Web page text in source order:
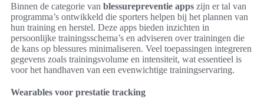
Binnen de categorie van blessurepreventie apps zijn er tal van
programma’s ontwikkeld die sporters helpen bij het plannen van
hun training en herstel. Deze apps bieden inzichten in
persoonlijke trainingsschema’s en adviseren over trainingen die
de kans op blessures minimaliseren. Veel toepassingen integreren
gegevens zoals trainingsvolume en intensiteit, wat essentieel is
voor het handhaven van een evenwichtige trainingservaring.
Wearables voor prestatie tracking